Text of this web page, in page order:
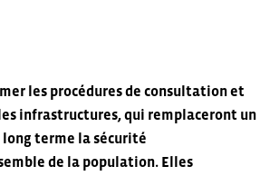
les procédures de consultation et
infrastructures, qui remplaceront un
long terme la sécurité
de la population. Elles